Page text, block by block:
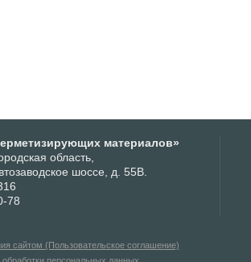
материалов»
область,
шоссе, д. 55В.
78
сайтом (Пользовательское соглашение)
персональных данных